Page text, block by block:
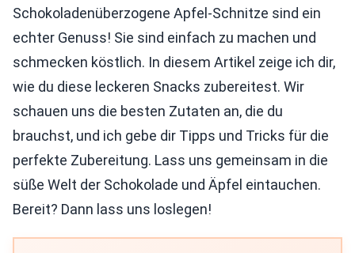
Schokoladenüberzogene Apfel-Schnitze sind ein
echter Genuss! Sie sind einfach zu machen und
schmecken köstlich. In diesem Artikel zeige ich dir,
wie du diese leckeren Snacks zubereitest. Wir
schauen uns die besten Zutaten an, die du
brauchst, und ich gebe dir Tipps und Tricks für die
perfekte Zubereitung. Lass uns gemeinsam in die
süße Welt der Schokolade und Äpfel eintauchen.
Bereit? Dann lass uns loslegen!